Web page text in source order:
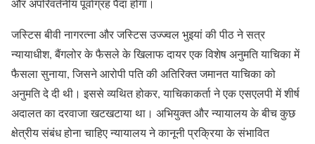
और अपरिवर्तनीय पूर्वाग्रह पैदा होगा।
जस्टिस बीवी नागरत्ना और जस्टिस उज्ज्वल भुइयां की पीठ ने सत्र
न्यायाधीश, बैंगलोर के फैसले के खिलाफ दायर एक विशेष अनुमति याचिका में
फैसला सुनाया, जिसने आरोपी पति की अतिरिक्त जमानत याचिका को
अनुमति दे दी थी। इससे व्यथित होकर, याचिकाकर्ता ने एक एसएलपी में शीर्ष
अदालत का दरवाजा खटखटाया था। अभियुक्त और न्यायालय के बीच कुछ
क्षेत्रीय संबंध होना चाहिए न्यायालय ने कानूनी प्रक्रिया के संभावित